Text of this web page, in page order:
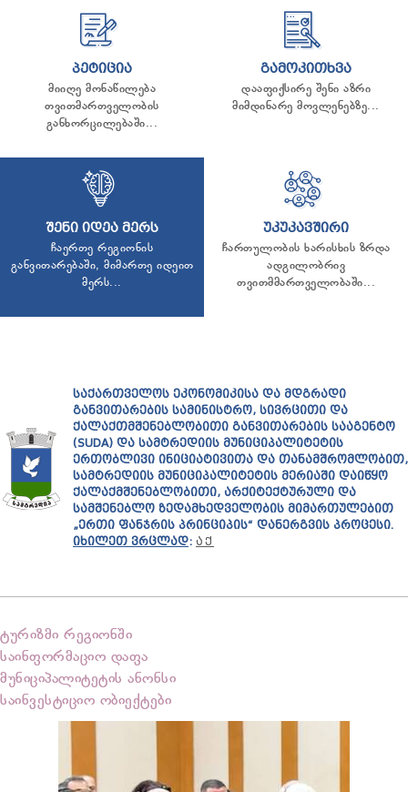
ᲢᲔᲜᲓᲔᲠᲔᲑᲘ
ᲞᲠᲔᲖᲘᲓᲔᲜᲢᲘᲡᲗᲕᲘᲡ ᲓᲐ
ᲞᲐᲠᲚᲐᲛᲔᲜᲢᲘᲡᲗᲕᲘᲡ ᲬᲐᲠᲡᲐᲓᲒᲔᲜᲘ ᲐᲜᲒᲐᲠᲘᲨᲘ
ᲡᲐᲯᲐᲠᲝ ᲘᲜᲤᲝᲠᲛᲐᲪᲘᲘᲡ ᲛᲝᲗᲮᲝᲕᲜᲐ
ᲞᲔᲠᲡᲝᲜᲐᲚᲣᲠ ᲛᲝᲜᲐᲪᲔᲛᲗᲐ ᲓᲐᲪᲕᲘᲡ
ᲝᲤᲘᲪᲔᲠᲘ
ᲡᲐᲛᲐᲠᲗᲚᲔᲑᲠᲘᲕᲘ ᲒᲐᲓᲐᲬᲧᲕᲔᲢᲘᲚᲔᲑᲔᲑᲘ
ᲞᲔᲢᲘᲪᲘᲐ
მიიღე მონაწილება
თვითმართველობის
განხორცილებაში...
ᲒᲐᲛᲝᲙᲘᲗᲮᲕᲐ
დააფიქსირე შენი აზრი
მიმდინარე მოვლენებზე...
ᲨᲔᲜᲘ ᲘᲓᲔᲐ ᲛᲔᲠᲡ
ჩაერთე რეგიონის
განვითარებაში, მიმართე იდეით
მერს...
ᲣᲙᲣᲙᲐᲕᲨᲘᲠᲘ
ჩართულობის ხარისხის ზრდა
ადგილობრივ
თვითმმართველობაში...
ᲡᲐᲥᲐᲠᲗᲕᲔᲚᲝᲡ ᲔᲙᲝᲜᲝᲛᲘᲙᲘᲡᲐ ᲓᲐ ᲛᲓᲒᲠᲐᲓᲘ
ᲒᲐᲜᲕᲘᲗᲐᲠᲔᲑᲘᲡ ᲡᲐᲛᲘᲜᲘᲡᲢᲠᲝ, ᲡᲘᲕᲠᲪᲘᲗᲘ ᲓᲐ
ᲥᲐᲚᲐᲥᲗᲛᲨᲔᲜᲔᲑᲚᲝᲑᲘᲗᲘ ᲒᲐᲜᲕᲘᲗᲐᲠᲔᲑᲘᲡ ᲡᲐᲐᲒᲔᲜᲢᲝ
(SUDA) ᲓᲐ ᲡᲐᲛᲢᲠᲔᲓᲘᲘᲡ ᲛᲣᲜᲘᲪᲘᲞᲐᲚᲘᲢᲔᲢᲘᲡ
ᲔᲠᲗᲝᲑᲚᲘᲕᲘ ᲘᲜᲘᲪᲘᲐᲢᲘᲕᲘᲗᲐ ᲓᲐ ᲗᲐᲜᲐᲛᲨᲠᲝᲛᲚᲝᲑᲘᲗ,
ᲡᲐᲛᲢᲠᲔᲓᲘᲘᲡ ᲛᲣᲜᲘᲪᲘᲞᲐᲚᲘᲢᲔᲢᲘᲡ ᲛᲔᲠᲘᲐᲨᲘ ᲓᲐᲘᲬᲧᲝ
ᲥᲐᲚᲐᲥᲛᲨᲔᲜᲔᲑᲚᲝᲑᲘᲗᲘ, ᲐᲠᲥᲘᲢᲔᲥᲢᲣᲠᲣᲚᲘ ᲓᲐ
ᲡᲐᲛᲨᲔᲜᲔᲑᲚᲝ ᲖᲔᲓᲐᲛᲮᲔᲓᲕᲔᲚᲝᲑᲘᲡ ᲛᲘᲛᲐᲠᲗᲣᲚᲔᲑᲘᲗ
„ᲔᲠᲗᲘ ᲤᲐᲜᲯᲠᲘᲡ ᲞᲠᲘᲜᲪᲘᲞᲘᲡ“ ᲓᲐᲜᲔᲠᲒᲕᲘᲡ ᲞᲠᲝᲪᲔᲡᲘ.
ᲘᲮᲘᲚᲔᲗ ᲕᲠᲪᲚᲐᲓ: ᲐᲥ
ტურიზმი რეგიონში
საინფორმაციო დაფა
მუნიციპალიტეტის ანონსი
საინვესტიციო ობიექტები